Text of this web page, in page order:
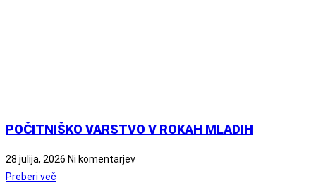
POČITNIŠKO VARSTVO V ROKAH MLADIH
28 julija, 2026 Ni komentarjev
Preberi več